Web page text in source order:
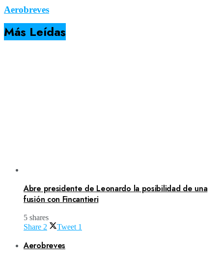
Aerobreves
Más Leídas
Abre presidente de Leonardo la posibilidad de una
fusión con Fincantieri
5 shares
Share 2 Tweet 1
Aerobreves